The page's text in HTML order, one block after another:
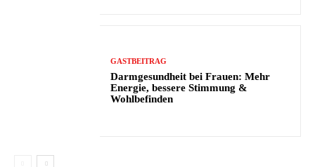
GASTBEITRAG
Darmgesundheit bei Frauen: Mehr
Energie, bessere Stimmung &
Wohlbefinden